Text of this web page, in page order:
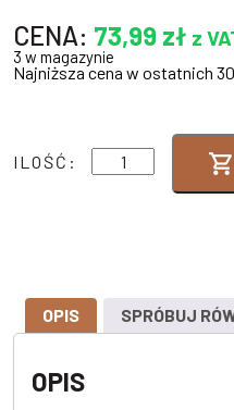
CENA: 73,99 zł z
3 w magazynie
Najniższa cena w ostatnich
ILOŚĆ:
ilość
QUANTUM
OPIS SPRÓBUJ
OPIS